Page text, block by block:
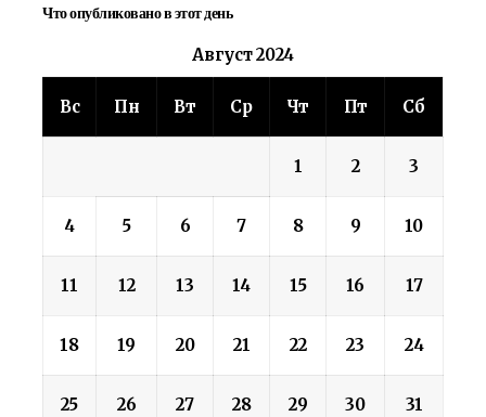
Что опубликовано в этот день
Август 2024
Вс Пн Вт Ср Чт Пт Сб
1 2 3
4 5 6 7 8 9 10
11 12 13 14 15 16 17
18 19 20 21 22 23 24
25 26 27 28 29 30 31